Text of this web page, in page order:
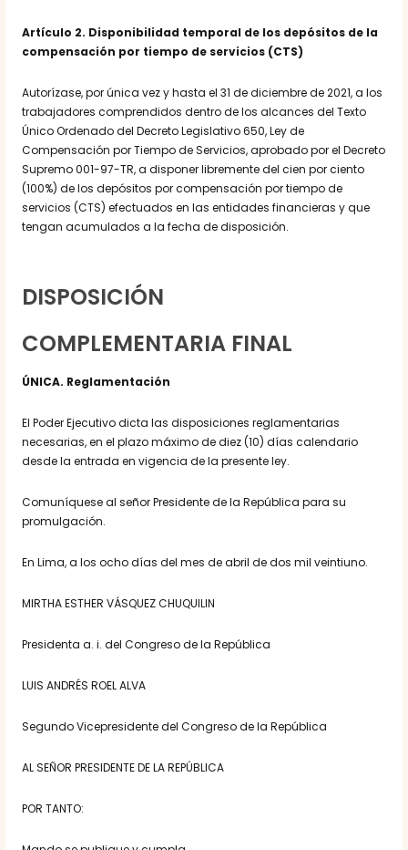
Artículo 2. Disponibilidad temporal de los depósitos de la
compensación por tiempo de servicios (CTS)
Autorízase, por única vez y hasta el 31 de diciembre de 2021, a los
trabajadores comprendidos dentro de los alcances del Texto
Único Ordenado del Decreto Legislativo 650, Ley de
Compensación por Tiempo de Servicios, aprobado por el Decreto
Supremo 001-97-TR, a disponer libremente del cien por ciento
(100%) de los depósitos por compensación por tiempo de
servicios (CTS) efectuados en las entidades financieras y que
tengan acumulados a la fecha de disposición.
DISPOSICIÓN
COMPLEMENTARIA FINAL
ÚNICA. Reglamentación
El Poder Ejecutivo dicta las disposiciones reglamentarias
necesarias, en el plazo máximo de diez (10) días calendario
desde la entrada en vigencia de la presente ley.
Comuníquese al señor Presidente de la República para su
promulgación.
En Lima, a los ocho días del mes de abril de dos mil veintiuno.
MIRTHA ESTHER VÁSQUEZ CHUQUILIN
Presidenta a. i. del Congreso de la República
LUIS ANDRÉS ROEL ALVA
Segundo Vicepresidente del Congreso de la República
AL SEÑOR PRESIDENTE DE LA REPÚBLICA
POR TANTO: